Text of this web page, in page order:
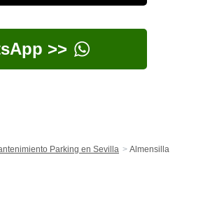
>>
Parking en Sevilla Almensilla